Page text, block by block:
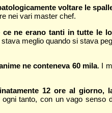
voltare le
nei vari master chef.
ne erano tanti in tutte le
meglio quando si stava
ne conteneva 60 mila. I
12 ore al giorno,
tanto, con un vago